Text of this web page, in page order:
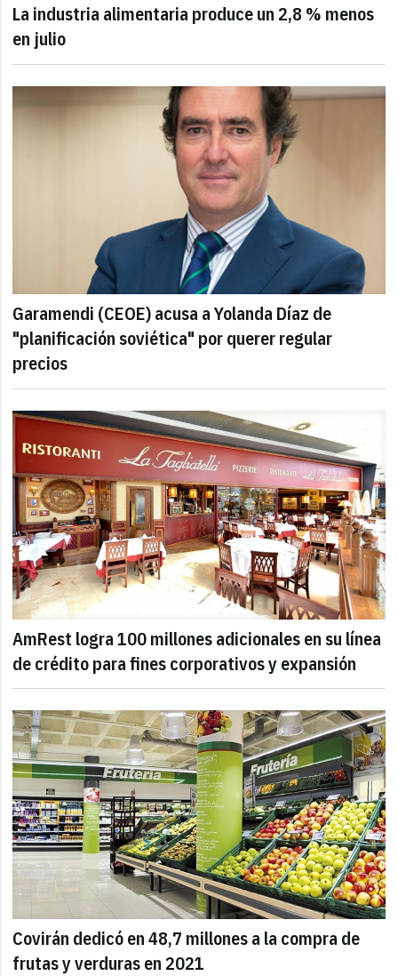
La industria alimentaria produce un 2,8 % menos
en julio
Garamendi (CEOE) acusa a Yolanda Díaz de
"planificación soviética" por querer regular
precios
AmRest logra 100 millones adicionales en su línea
de crédito para fines corporativos y expansión
Covirán dedicó en 48,7 millones a la compra de
frutas y verduras en 2021